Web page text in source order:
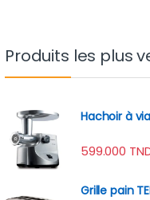
Produits les plus
Hachoir à
599.000
Grille pain